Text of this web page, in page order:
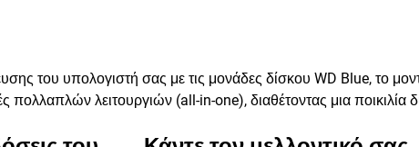
του υπολογιστή σας με τις μονάδες δίσκου WD Blue, το
πολλαπλών λειτουργιών (all-in-one), διαθέτοντας μια